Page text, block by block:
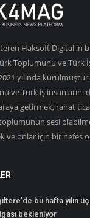
Haksoft Digital'in
Toplumunu ve Türk
yılında
ve Türk iş insanlarını
getirmek, rahat
sesi
ve onlar için bir nefes
bu hafta yılın
bekleniyor